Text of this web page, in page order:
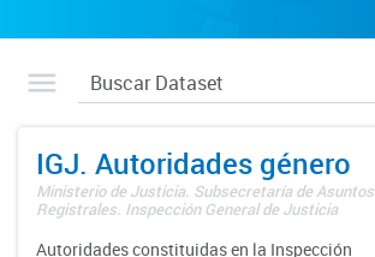
IGJ. Autoridades género
Ministerio de Justicia. Subsecretaría de Asuntos
Registrales. Inspección General de Justicia
Autoridades constituidas en la Inspección